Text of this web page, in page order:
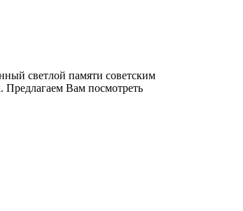
светлой памяти советским
Вам посмотреть